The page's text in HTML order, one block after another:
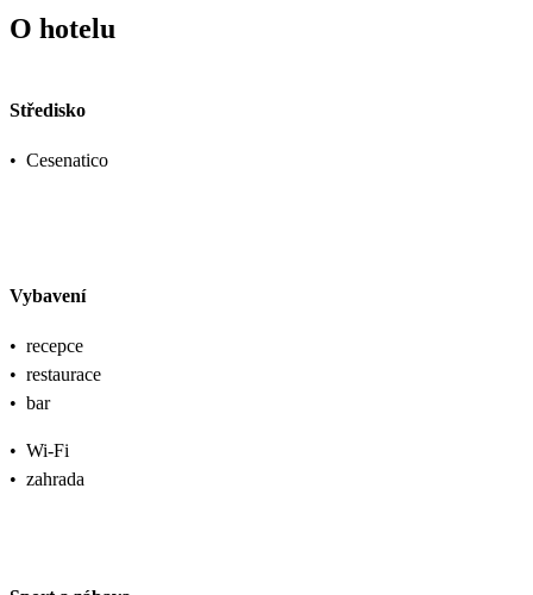
O hotelu
Středisko
• Cesenatico
Vybavení
• recepce
• restaurace
• bar
• Wi-Fi
• zahrada